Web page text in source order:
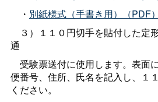
・ 別紙様式（手書き用）（PDF）
３）１１０円切手を貼付した定
通
受験票送付に使用します。表面
便番号、住所、氏名を記入し、１
ください。